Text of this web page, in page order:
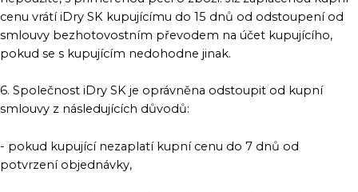
cenu vrátí iDry SK kupujícímu do 15 dnů od odstoupení od
smlouvy bezhotovostním převodem na účet kupujícího,
pokud se s kupujícím nedohodne jinak.
6. Společnost iDry SK je oprávněna odstoupit od kupní
smlouvy z následujících důvodů:
- pokud kupující nezaplatí kupní cenu do 7 dnů od
potvrzení objednávky,